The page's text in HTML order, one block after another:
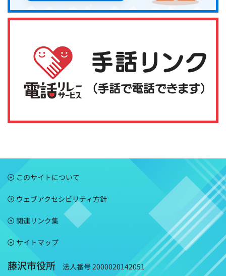
このサイトについて
ウェブアクセシビリティ方針
関連リンク集
サイトマップ
藤沢市役所
法人番号 2000020142051